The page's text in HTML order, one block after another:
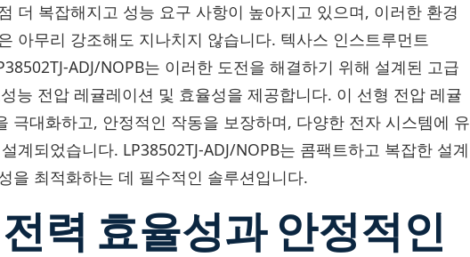
더 복잡해지고 성능 요구 사항이 높아지고 있으며, 이러한 환경
아무리 강조해도 지나치지 않습니다. 텍사스 인스트루먼트
ADJ/NOPB는 이러한 도전을 해결하기 위해 설계된 고급
능 전압 레귤레이션 및 효율성을 제공합니다. 이 선형 전압 레귤
극대화하고, 안정적인 작동을 보장하며, 다양한 전자 시스템에 유
계되었습니다. LP38502TJ-ADJ/NOPB는 콤팩트하고 복잡한 설계
을 최적화하는 데 필수적인 솔루션입니다.
력 효율성과 안정적인